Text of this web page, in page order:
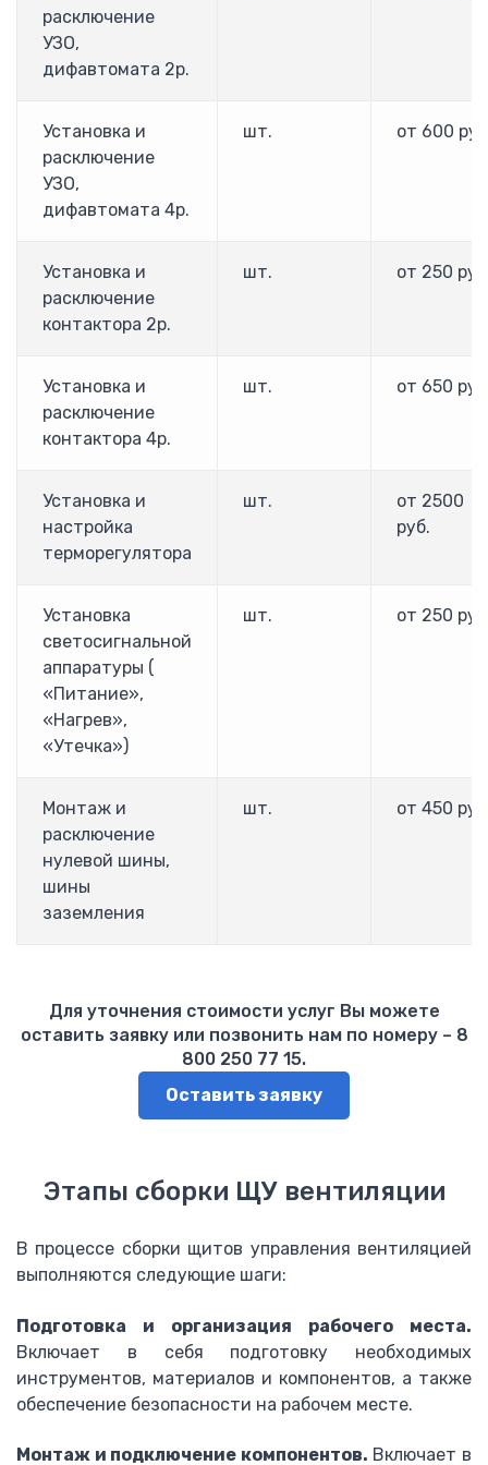
E1000
E2000
E2000T6 (15-710кВт) 690В
HFR-2000 (15-500кВт)
Входной дроссель ACL
Выходной дроссель OCL
Тормозные модули и резисторы
Hyundai N100
Hyundai N300
Hyundai N700
ПРОВЕНТО
Напольные корпуса
Пульты управления
Настенные
Взрывозащищенные
Телекоммуникационные
ПЛК Allen Bradley
Преобразователи частоты Allen Bradley PowerFlex
ABB
Блок управления АВР ATS021
Блок управления АВР ATS022
Устройство плавного пуска
Реверсивные рубильники
Разъеденители
Силовые автоматы Emax
Силовые автоматы Tmax
Мотор автоматы MS
Контакторы А
Реле, таймеры, контроля
Управление и сигнализация
Контроллеры и терминалы
Клапана периодической продувки MPA
Клапана регулирующие ZK
Контроллеры
Преобразователи частоты Altivar
Устройства плавного пуска Altistart
Выключатель нагрузки iSW
расключение
УЗО,
дифавтомата 2р.
Установка и
расключение
УЗО,
дифавтомата 4р.
шт. от 600
Установка и
расключение
контактора 2р.
шт. от 250
Установка и
расключение
контактора 4р.
шт. от 650
Установка и
настройка
терморегулятора
шт.
от 2500
руб.
Установка
светосигнальной
аппаратуры (
«Питание»,
«Нагрев»,
«Утечка»)
шт. от 250
Монтаж и
расключение
нулевой шины,
шины
заземления
шт. от 450
Для уточнения стоимости услуг Вы можете
оставить заявку или позвонить нам по номеру – 8
800 250 77 15.
Оставить заявку
Этапы сборки ЩУ вентиляции
В процессе сборки щитов управления вентиляцией
выполняются следующие шаги:
Подготовка и организация рабочего места.
Включает в себя подготовку необходимых
инструментов, материалов и компонентов, а также
обеспечение безопасности на рабочем месте.
Монтаж и подключение компонентов. Включает в